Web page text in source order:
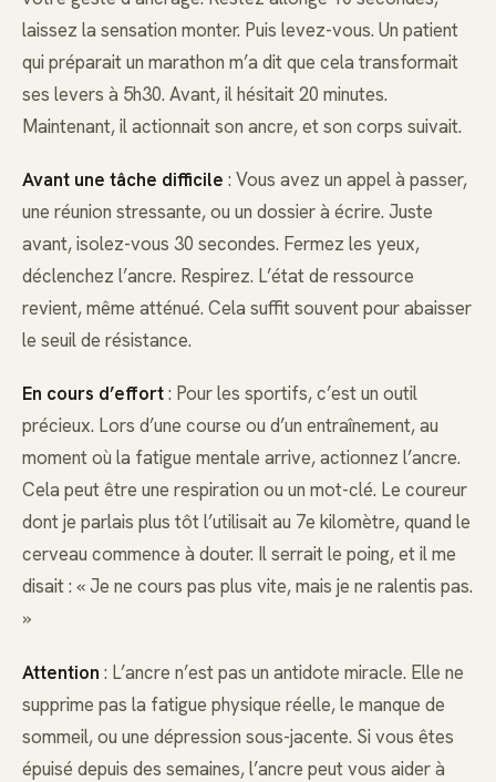
laissez la sensation monter. Puis levez-vous. Un patient
qui préparait un marathon m’a dit que cela transformait
ses levers à 5h30. Avant, il hésitait 20 minutes.
Maintenant, il actionnait son ancre, et son corps suivait.
Avant une tâche difficile : Vous avez un appel à passer,
une réunion stressante, ou un dossier à écrire. Juste
avant, isolez-vous 30 secondes. Fermez les yeux,
déclenchez l’ancre. Respirez. L’état de ressource
revient, même atténué. Cela suffit souvent pour abaisser
le seuil de résistance.
En cours d’effort: Pour les sportifs, c’est un outil
précieux. Lors d’une course ou d’un entraînement, au
moment où la fatigue mentale arrive, actionnez l’ancre.
Cela peut être une respiration ou un mot-clé. Le coureur
dont je parlais plus tôt l’utilisait au 7e kilomètre, quand le
cerveau commence à douter. Il serrait le poing, et il me
disait : « Je ne cours pas plus vite, mais je ne ralentis pas.
»
Attention : L’ancre n’est pas un antidote miracle. Elle ne
supprime pas la fatigue physique réelle, le manque de
sommeil, ou une dépression sous-jacente. Si vous êtes
épuisé depuis des semaines, l’ancre peut vous aider à